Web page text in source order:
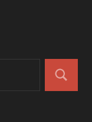
検